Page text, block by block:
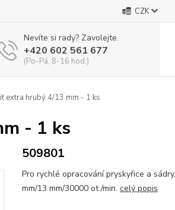
CZK
Nevíte si rady? Zavolejte.
+420 602 561 677
(Po-Pá, 8-16 hod.)
extra hrubý 4/13 mm - 1 ks
- 1 ks
509801
Pro rychlé opracování pryskyřice a
mm/13 mm/30000 ot./min. celý popis